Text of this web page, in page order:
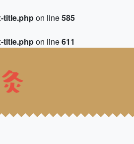
title.phpon line585
title.phpon line611